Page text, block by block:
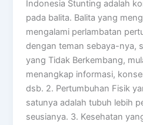
Indonesia Stunting adalah
pada balita. Balita yang
mengalami perlambatan
dengan teman sebaya-nya,
yang Tidak Berkembang,
menangkap informasi,
dsb. 2. Pertumbuhan Fisik
satunya adalah tubuh lebih
seusianya. 3. Kesehatan